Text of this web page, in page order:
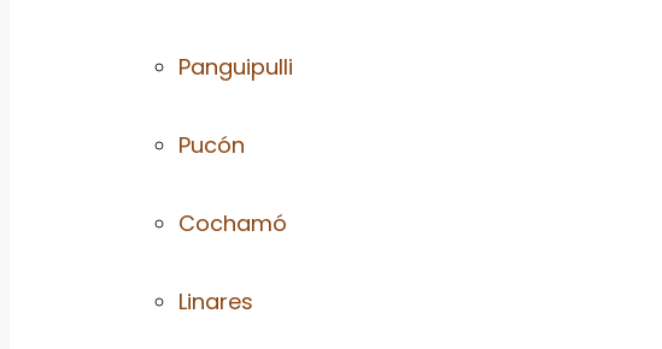
Panguipulli
Pucón
Cochamó
Linares